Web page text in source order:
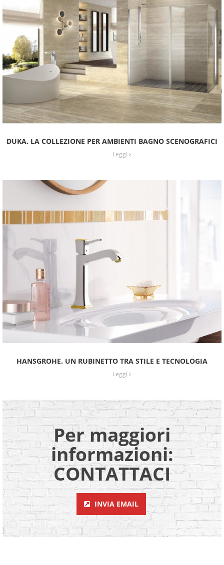
DUKA. LA COLLEZIONE PER AMBIENTI BAGNO SCENOGRAFICI
Leggi
HANSGROHE. UN RUBINETTO TRA STILE E TECNOLOGIA
Leggi
Per maggiori
informazioni:
CONTATTACI
INVIA EMAIL